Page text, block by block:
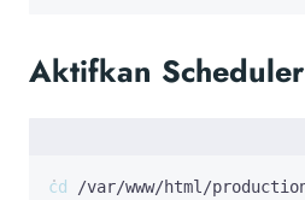
Aktifkan Scheduler
cd